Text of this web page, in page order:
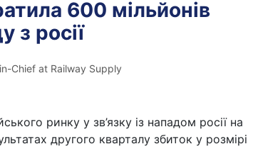
600 мільйонів
з росії
Chief at Railway Supply
ринку у зв’язку із нападом росії на
другого кварталу збиток у розмірі